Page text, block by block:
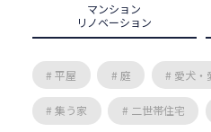
マンション
リノベーション
# 平屋 # 庭 # 愛犬・
# 集う家 # 二世帯住宅